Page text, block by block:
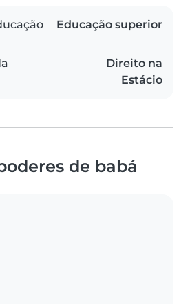
Educação superior
Direito na
Estácio
de babá